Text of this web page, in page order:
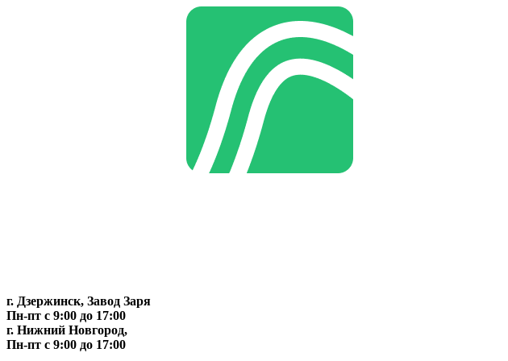
г. Дзержинск, Завод Заря
Пн-пт c 9:00 до 17:00
г. Нижний Новгород,
Пн-пт c 9:00 до 17:00